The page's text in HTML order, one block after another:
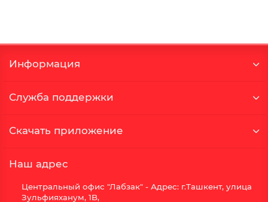
Информация
Служба поддержки
Скачать приложение
Наш адрес
Центральный офис "Лабзак" - Адрес: г.Ташкент, улица
Зульфияханум, 1B,